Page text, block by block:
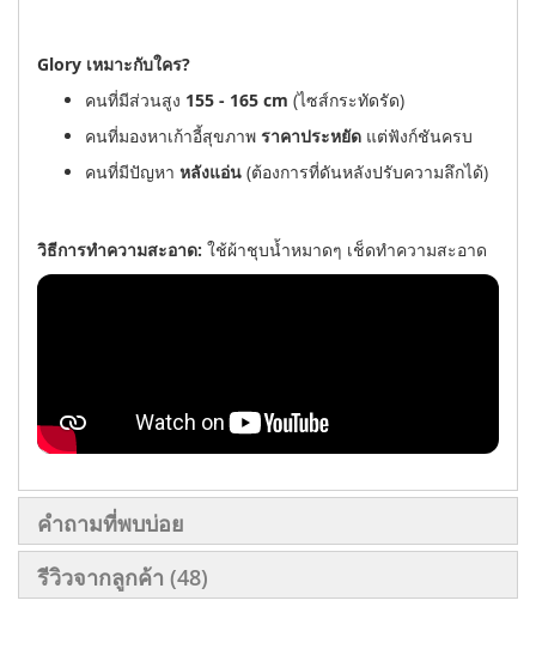
Glory เหมาะกับใคร?
คนที่มีส่วนสูง 155 - 165 cm (ไซส์กระทัดรัด)
คนที่มองหาเก้าอี้สุขภาพ ราคาประหยัด แต่ฟังก์ชันครบ
คนที่มีปัญหา หลังแอ่น (ต้องการที่ดันหลังปรับความลึกได้)
วิธีการทำความสะอาด: ใช้ผ้าชุบน้ำหมาดๆ เช็ดทำความสะอาด
คำถามที่พบบ่อย
รีวิวจากลูกค้า 48